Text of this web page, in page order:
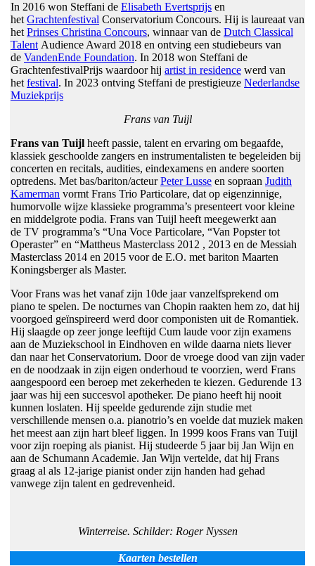
In 2016 won Steffani de Elisabeth Evertsprijs en
hetGrachtenfestival Conservatorium Concours. Hij is laureaat van
hetPrinses Christina Concours, winnaar van de Dutch Classical
TalentAudience Award 2018 en ontving een studiebeurs van
de VandenEnde Foundation. In 2018 won Steffani de
GrachtenfestivalPrijs waardoor hij artist in residence werd van
hetfestival. In 2023 ontving Steffani de prestigieuze Nederlandse
Muziekprijs
Frans van Tuijl
Frans van Tuijl heeft passie, talent en ervaring om begaafde,
klassiek geschoolde zangers en instrumentalisten te begeleiden bij
concerten en recitals, audities, eindexamens en andere soorten
optredens. Met bas/bariton/acteurPeter Lusse en sopraan Judith
Kamerman vormt Frans Trio Particolare, dat op eigenzinnige,
humorvolle wijze klassieke programma’s presenteert voor kleine
en middelgrote podia. Frans van Tuijl heeft meegewerkt aan
de TV programma’s “Una Voce Particolare, “Van Popster tot
Operaster” en “Mattheus Masterclass 2012 , 2013 en de Messiah
Masterclass 2014 en 2015 voor de E.O. met bariton Maarten
Koningsberger als Master.
Voor Frans was het vanaf zijn 10de jaar vanzelfsprekend om
piano te spelen. De nocturnes van Chopin raakten hem zo, dat hij
voorgoed geïnspireerd werd door componisten uit de Romantiek.
Hij slaagde op zeer jonge leeftijd Cum laude voor zijn examens
aan de Muziekschool in Eindhoven en wilde daarna niets liever
dan naar het Conservatorium. Door de vroege dood van zijn vader
en de noodzaak in zijn eigen onderhoud te voorzien, werd Frans
aangespoord een beroep met zekerheden te kiezen. Gedurende 13
jaar was hij een succesvol apotheker. De piano heeft hij nooit
kunnen loslaten. Hij speelde gedurende zijn studie met
verschillende mensen o.a. pianotrio’s en voelde dat muziek maken
het meest aan zijn hart bleef liggen. In 1999 koos Frans van Tuijl
voor zijn roeping als pianist. Hij studeerde 5 jaar bij Jan Wijn en
aan de Schumann Academie. Jan Wijn vertelde, dat hij Frans
graag al als 12-jarige pianist onder zijn handen had gehad
vanwege zijn talent en gedrevenheid.
Winterreise. Schilder: Roger Nyssen
Kaarten bestellen